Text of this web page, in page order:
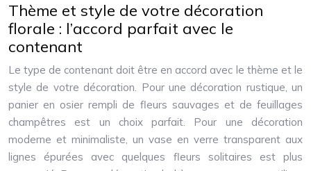
Thème et style de votre décoration
florale : l’accord parfait avec le
contenant
Le type de contenant doit être en accord avec le thème et le
style de votre décoration. Pour une décoration rustique, un
panier en osier rempli de fleurs sauvages et de feuillages
champêtres est un choix parfait. Pour une décoration
moderne et minimaliste, un vase en verre transparent aux
lignes épurées avec quelques fleurs solitaires est plus